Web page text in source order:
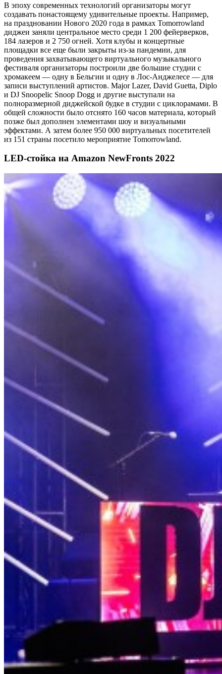
В эпоху современных технологий организаторы могут
создавать понастоящему удивительные проекты. Например,
на праздновании Нового 2020 года в рамках Tomorrowland
диджеи заняли центральное место среди 1 200 фейерверков,
184 лазеров и 2 750 огней. Хотя клубы и концертные
площадки все еще были закрыты из-за пандемии, для
проведения захватывающего виртуального музыкального
фестиваля организаторы построили две большие студии с
хромакеем — одну в Бельгии и одну в Лос-Анджелесе — для
записи выступлений артистов. Major Lazer, David Guetta, Diplo
и DJ Snoopelic Snoop Dogg и другие выступали на
полноразмерной диджейской будке в студии с циклорамами. В
общей сложности было отснято 160 часов материала, который
позже был дополнен элементами шоу и визуальными
эффектами. А затем более 950 000 виртуальных посетителей
из 151 страны посетило мероприятие Tomorrowland.
LED-стойка на Amazon NewFronts 2022